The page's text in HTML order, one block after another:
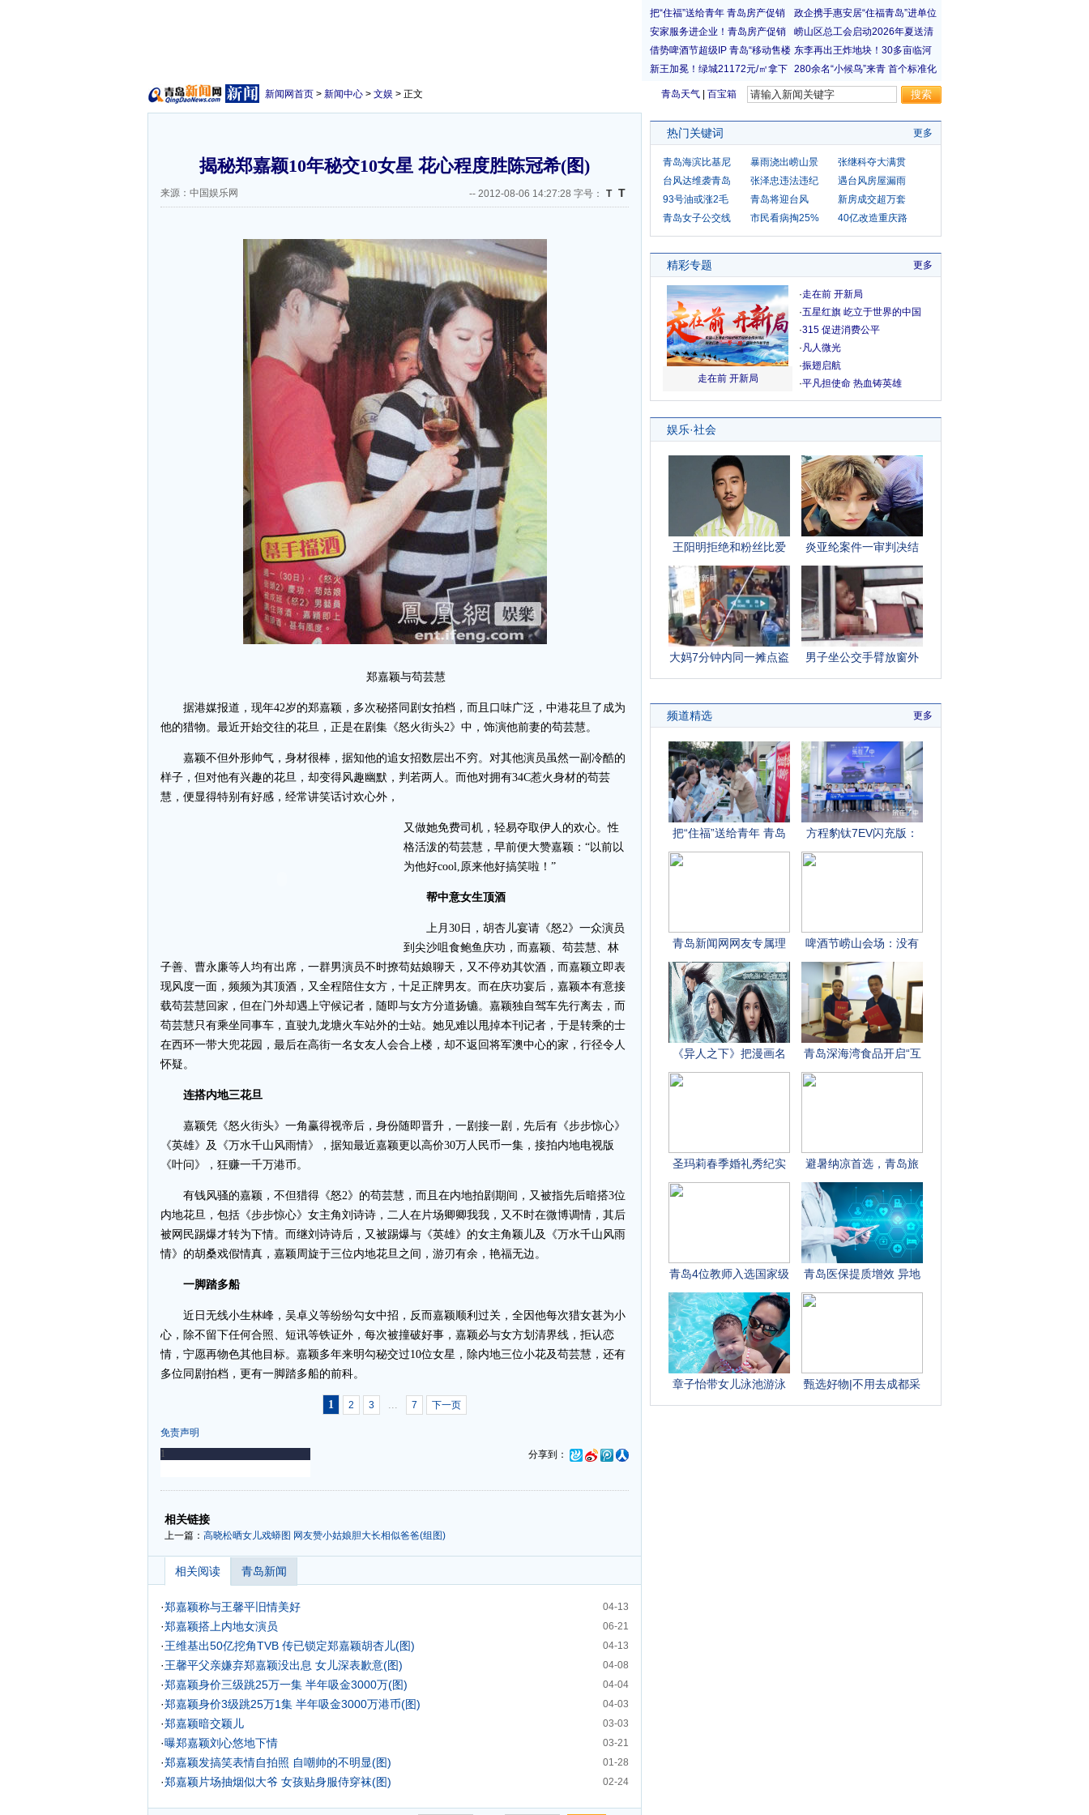
青岛天气 百宝箱
新闻网首页 > 新闻中心 > 文娱 > 正文
揭秘郑嘉颖10年秘交10女星 花心程度胜陈冠希(图)
来源：中国娱乐网 -- 2012-08-06 14:27:28 字号： T T
郑嘉颖与苟芸慧
据港媒报道，现年42岁的郑嘉颖，多次秘搭同剧女拍档，而且口味广泛，中港花旦了成为
他的猎物。最近开始交往的花旦，正是在剧集《怒火街头2》中，饰演他前妻的苟芸慧。
嘉颖不但外形帅气，身材很棒，据知他的追女招数层出不穷。对其他演员虽然一副冷酷的
样子，但对他有兴趣的花旦，却变得风趣幽默，判若两人。而他对拥有34C惹火身材的苟芸
慧，便显得特别有好感，经常讲笑话讨欢心外，
又做她免费司机，轻易夺取伊人的欢心。性
格活泼的苟芸慧，早前便大赞嘉颖：“以前以
为他好cool,原来他好搞笑啦！”
帮中意女生顶酒
上月30日，胡杏儿宴请《怒2》一众演员
到尖沙咀食鲍鱼庆功，而嘉颖、苟芸慧、林
子善、曹永廉等人均有出席，一群男演员不时撩苟姑娘聊天，又不停劝其饮酒，而嘉颖立即表
现风度一面，频频为其顶酒，又全程陪住女方，十足正牌男友。而在庆功宴后，嘉颖本有意接
载苟芸慧回家，但在门外却遇上守候记者，随即与女方分道扬镳。嘉颖独自驾车先行离去，而
苟芸慧只有乘坐同事车，直驶九龙塘火车站外的士站。她见难以甩掉本刊记者，于是转乘的士
在西环一带大兜花园，最后在高街一名女友人会合上楼，却不返回将军澳中心的家，行径令人
怀疑。
连搭内地三花旦
嘉颖凭《怒火街头》一角赢得视帝后，身份随即晋升，一剧接一剧，先后有《步步惊心》
《英雄》及《万水千山风雨情》，据知最近嘉颖更以高价30万人民币一集，接拍内地电视版
《叶问》，狂赚一千万港币。
有钱风骚的嘉颖，不但猎得《怒2》的苟芸慧，而且在内地拍剧期间，又被指先后暗搭3位
内地花旦，包括《步步惊心》女主角刘诗诗，二人在片场卿卿我我，又不时在微博调情，其后
被网民踢爆才转为下情。而继刘诗诗后，又被踢爆与《英雄》的女主角颖儿及《万水千山风雨
情》的胡桑戏假情真，嘉颖周旋于三位内地花旦之间，游刃有余，艳福无边。
一脚踏多船
近日无线小生林峰，吴卓义等纷纷勾女中招，反而嘉颖顺利过关，全因他每次猎女甚为小
心，除不留下任何合照、短讯等铁证外，每次被撞破好事，嘉颖必与女方划清界线，拒认恋
情，宁愿再物色其他目标。嘉颖多年来明勾秘交过10位女星，除内地三位小花及苟芸慧，还有
多位同剧拍档，更有一脚踏多船的前科。
1 2 3 ... 7 下一页
免责声明
分享到：
-
相关链接
上一篇： 高晓松晒女儿戏蟒图 网友赞小姑娘胆大长相似爸爸(组图)
相关阅读 青岛新闻
04-13
·郑嘉颖称与王馨平旧情美好
06-21
·郑嘉颖搭上内地女演员
04-13
·王维基出50亿挖角TVB 传已锁定郑嘉颖胡杏儿(图)
04-08
·王馨平父亲嫌弃郑嘉颖没出息 女儿深表歉意(图)
04-04
·郑嘉颖身价三级跳25万一集 半年吸金3000万(图)
04-03
·郑嘉颖身价3级跳25万1集 半年吸金3000万港币(图)
03-03
·郑嘉颖暗交颖儿
03-21
·曝郑嘉颖刘心悠地下情
01-28
·郑嘉颖发搞笑表情自拍照 自嘲帅的不明显(图)
02-24
·郑嘉颖片场抽烟似大爷 女孩贴身服侍穿袜(图)
热门关键词 更多
青岛海滨比基尼 暴雨浇出崂山景
张继科夺大满贯
台风达维袭青岛
张泽忠违法违纪
遇台风房屋漏雨
93号油或涨2毛
青岛将迎台风
新房成交超万套
青岛女子公交线
市民看病掏25% 40亿改造重庆路